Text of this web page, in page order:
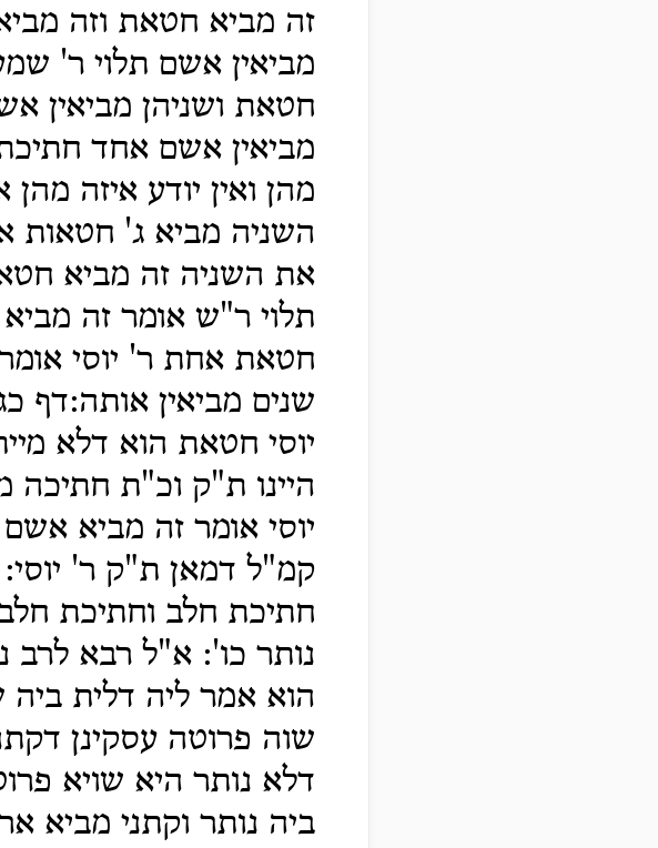
זה מביא חטאת וזה
מביאין אשם תלוי ר'
חטאת ושניהן מביאין
מביאין אשם אחד
מהן ואין יודע איזה
השניה מביא ג' חטאות
את השניה זה מביא
תלוי ר"ש אומר זה
חטאת אחת ר' יוסי
שנים מביאין אותה:דף
יוסי חטאת הוא דלא
היינו ת"ק וכ"ת חתיכה
יוסי אומר זה מביא
קמ"ל דמאן ת"ק ר'
חתיכת חלב וחתיכת
נותר כו': א"ל רבא לרב
הוא אמר ליה דלית
שוה פרוטה עסקינן
דלא נותר היא שויא
ביה נותר וקתני מביא